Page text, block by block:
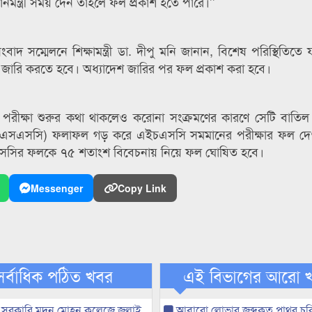
সম্মেলনে শিক্ষামন্ত্রী ডা. দীপু মনি জানান, বিশেষ
জারি করতে হবে। অধ্যাদেশ জারির পর ফল প্রকাশ করা হবে।
শুরুর কথা থাকলেও করোনা সংক্রমণের কারণে সেটি
এসএসসি) ফলাফল গড় করে এইচএসসি সমমানের পরীক্ষার ফল
ফলকে ৭৫ শতাংশ বিবেচনায় নিয়ে ফল ঘোষিত হবে।
Messenger Copy Link
পঠিত খবর এই বিভাগের আরো